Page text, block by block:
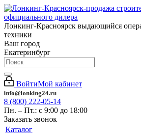
Лонкинг-Красноярск выдающийся
техники
Ваш город
Екатеринбург
ВойтиМой кабинет
info@lonking24.ru
8 (800) 222-05-14
Пн. – Пт.: с 9:00 до 18:00
Заказать звонок
Каталог